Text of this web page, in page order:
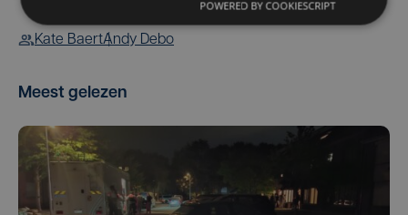
Kate BaertAndy Debo
Meest gelezen
POWERED BY COOKIESCRIPT